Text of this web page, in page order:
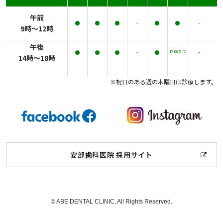
午前
9時～12時
● ● ● - ● ● -
午後
14時～18時
● ● ● - ● 17:00まで -
※祝日のある週の木曜日は診療します。
安部歯科医院 採用サイト
© ABE DENTAL CLINIC, All Rights Reserved.